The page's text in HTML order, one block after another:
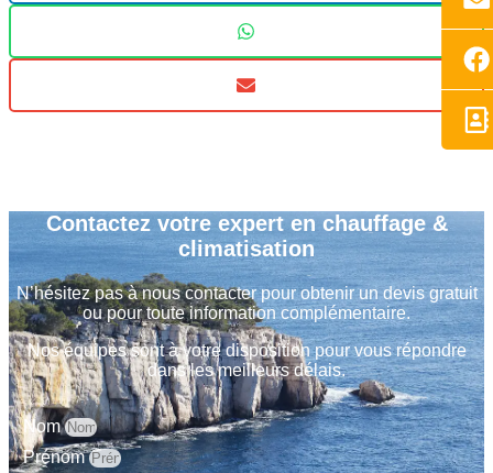
Contactez votre expert en chauffage &
climatisation
N’hésitez pas à nous contacter pour obtenir un devis gratuit
ou pour toute information complémentaire.
Nos équipes sont à votre disposition pour vous répondre
dans les meilleurs délais.
Nom
Prénom